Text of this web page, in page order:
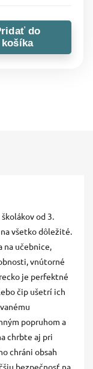
do
košíka
od 3.
všetko dôležité.
na učebnice,
vnútorné
je perfektné
čip ušetrí ich
popruhom a
chrbte aj pri
chráni obsah
bezpečnosť na